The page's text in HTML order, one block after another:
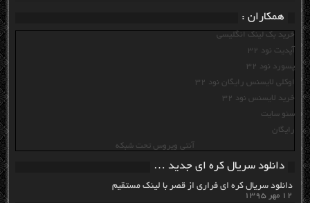
همکاران :
خرید بک لینک انگلیسی
آپدیت نود 32
پسورد نود 32
اوکلی لایسنس رایگان نود 32
خرید لایسنس نود 32
سئو سایت
رایگان
آنتی ویروس تحت شبکه
دانلود سریال کره ای جدید …
دانلود سریال کره ای فراری از قصر با لینک مستقیم
۱۲ مهر ۱۳۹۵